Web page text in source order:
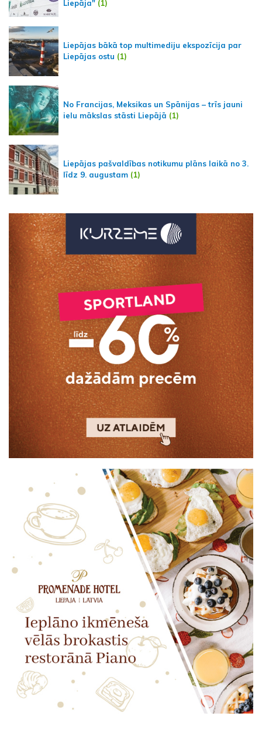
Liepāja" (1)
Liepājas bākā top multimediju ekspozīcija par
Liepājas ostu (1)
No Francijas, Meksikas un Spānijas – trīs jauni
ielu mākslas stāsti Liepājā (1)
Liepājas pašvaldības notikumu plāns laikā no 3.
līdz 9. augustam (1)